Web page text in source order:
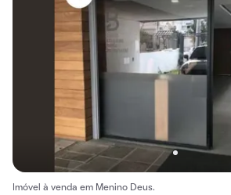
Imóvel à venda em Menino Deus.